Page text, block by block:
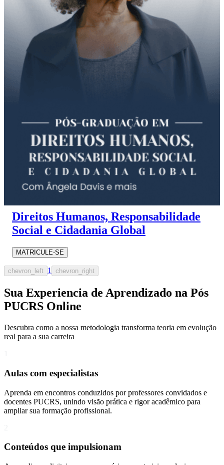
Direitos Humanos, Responsabilidade
Social e Cidadania Global
MATRICULE-SE
chevron_left 1 chevron_right
Sua Experiencia de Aprendizado na Pós
PUCRS Online
Descubra como a nossa metodologia transforma teoria em evolução
real para a sua carreira​
Aulas com especialistas
Aprenda em encontros conduzidos por professores convidados e
docentes PUCRS, unindo visão prática e rigor acadêmico para
ampliar sua formação profissional.
Conteúdos que impulsionam